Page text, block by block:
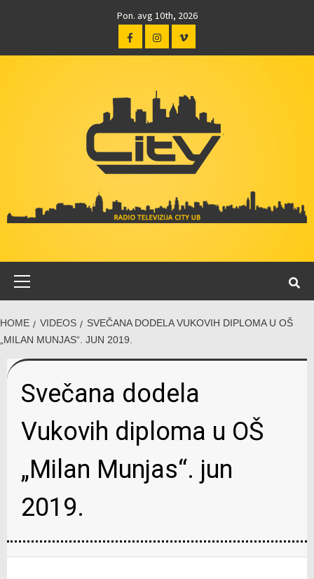
Pon. avg 10th, 2026
HOME VIDEOS
SVEČANA DODELA VUKOVIH DIPLOMA U OŠ
„MILAN MUNJAS“. JUN 2019.
Svečana dodela
Vukovih diploma u OŠ
„Milan Munjas“. jun
2019.